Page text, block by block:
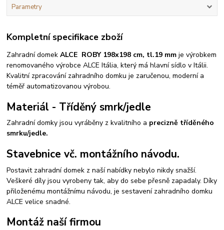
Parametry
Kompletní specifikace zboží
Zahradní domekALCE ROBY 198x198 cm, tl.19 mmje výrobkem
renomovaného výrobce ALCE Itália, který má hlavní sídlo v Itálii.
Kvalitní zpracování zahradního domku je zaručenou, moderní a
téměř automatizovanou výrobou.
Materiál - Tříděný smrk/jedle
Zahradní domky jsou vyráběny z kvalitního a precizně tříděného
smrku/jedle.
Stavebnice vč. montážního návodu.
Postavit zahradní domek z naší nabídky nebylo nikdy snažší.
Veškeré díly jsou vyrobeny tak, aby do sebe přesně zapadaly. Díky
přiloženému montážnímu návodu, je sestavení zahradního domku
ALCE velice snadné.
Montáž naší firmou